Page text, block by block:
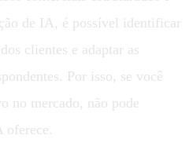
de IA, é possível identificar
clientes e adaptar as
Por isso, se você
no mercado, não pode
oferece.